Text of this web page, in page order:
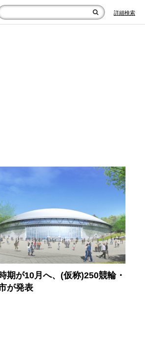
詳細検索
期が10月へ、(仮称)250競輪・
が発表